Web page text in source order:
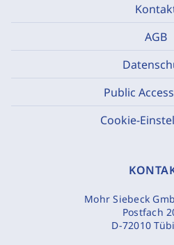
AGB
Public
Cookie-
Mohr Siebeck
Postfach
D-72010